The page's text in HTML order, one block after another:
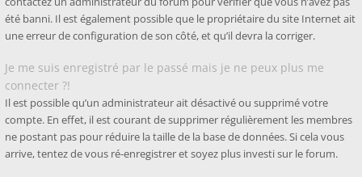
été banni. Il est également possible que le propriétaire du site Internet ait
une erreur de configuration de son côté, et qu’il devra la corriger.
Je me suis enregistré par le passé mais je ne peux plus me
connecter ?!
Il est possible qu’un administrateur ait désactivé ou supprimé votre
compte. En effet, il est courant de supprimer régulièrement les membres
ne postant pas pour réduire la taille de la base de données. Si cela vous
arrive, tentez de vous ré-enregistrer et soyez plus investi sur le forum.